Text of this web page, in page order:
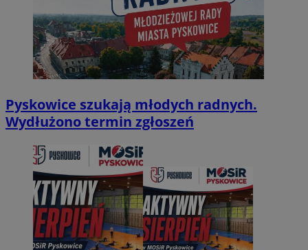
Pyskowice szukają młodych radnych.
Wydłużono termin zgłoszeń